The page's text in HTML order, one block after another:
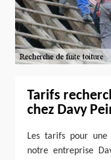
Tarifs
chez Davy
Les tarifs pour
notre entreprise